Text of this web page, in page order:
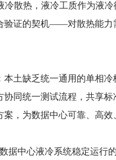
散热，液冷工质作为液
验证的契机——对散热能
土缺乏统一通用的单相
同统一测试流程，共享
，为数据中心可靠、高效
据中心液冷系统稳定运行